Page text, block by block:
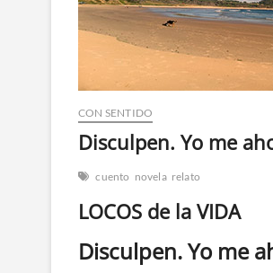
CON SENTIDO
Disculpen. Yo me
cuento novela relato
LOCOS de la VIDA
Disculpen. Yo me